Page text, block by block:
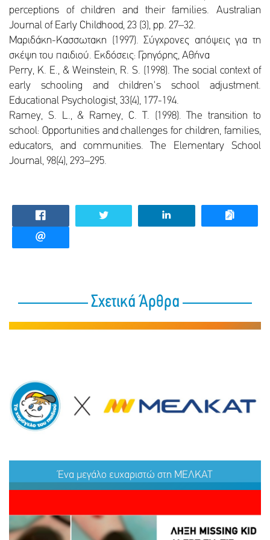
perceptions of children and their families. Australian
Journal of Early Childhood, 23 (3), pp. 27–32.
Μαριδάκη-Κασσωτακη (1997). Σύγχρονες απόψεις για τη
σκέψη του παιδιού. Εκδόσεις: Γρηγόρης, Αθήνα
Perry, K. E., & Weinstein, R. S. (1998). The social context of
early schooling and children's school adjustment.
Educational Psychologist, 33(4), 177-194.
Ramey, S. L., & Ramey, C. T. (1998). The transition to
school: Opportunities and challenges for children, families,
educators, and communities. The Elementary School
Journal, 98(4), 293–295.
Σχετικά Άρθρα
Ένα μεγάλο ευχαριστώ στη ΜΕΛΚΑΤ